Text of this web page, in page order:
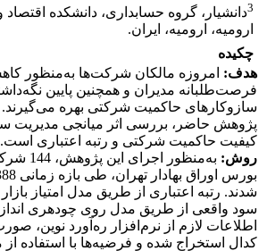
3دانشیار، گروه حسابداری، دانشکده اقتصاد
ارومیه، ارومیه، ایران.
چکیده
هدف: امروزه مالکان شرکت‌ها به‌منظور
فرصت‌طلبانه مدیران و همچنین پایین
سازوکارهای حاکمیت شرکتی بهره
پژوهش حاضر، بررسی اثر میانجی مدیریت
کیفیت حاکمیت شرکتی و رتبه اعتباری است.
روش:
به‌منظور
شدند. رتبه اعتباری از طریق مدل امتیاز
سود واقعی از طریق مدل روی چودهری
اطلاعات لازم از نرم‌افزار ره‌آورد نوین،
کدال استخراج شده و فرضیه‌ها با استفاده